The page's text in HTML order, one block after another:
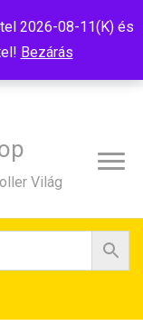
2026-08-11(K) és
Bezárás
Világ